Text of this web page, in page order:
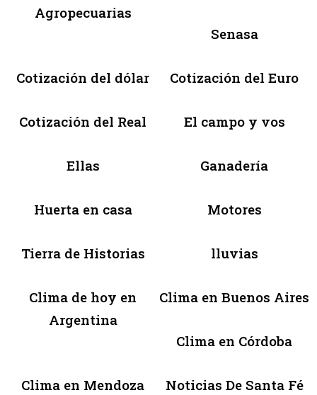
Agropecuarias
Senasa
Cotización del dólar Cotización del Euro
Cotización del Real El campo y vos
Ellas Ganadería
Huerta en casa Motores
Tierra de Historias lluvias
Clima de hoy en
Argentina
Clima en Buenos Aires
Clima en Córdoba
Clima en Mendoza Noticias De Santa Fé